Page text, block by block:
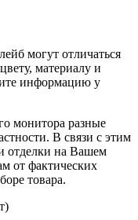
могут отличаться
материалу и
информацию у
монитора разные
В связи с этим
отделки на Вашем
от фактических
товара.